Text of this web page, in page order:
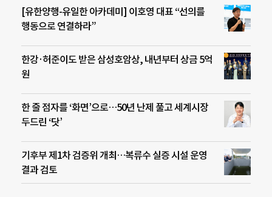
[유한양행-유일한 아카데미] 이호영 대표 “선의를
행동으로 연결하라”
한강·허준이도 받은 삼성호암상, 내년부터 상금 5억
원
한 줄 점자를 ‘화면’으로…50년 난제 풀고 세계시장
두드린 ‘닷’
기후부 제1차 검증위 개최…복류수 실증 시설 운영
결과 검토